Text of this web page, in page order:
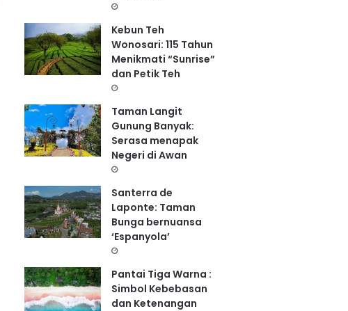
Kebun Teh
Wonosari: 115 Tahun
Menikmati “Sunrise”
dan Petik Teh
Taman Langit
Gunung Banyak:
Serasa menapak
Negeri di Awan
Santerra de
Laponte: Taman
Bunga bernuansa
‘Espanyola’
Pantai Tiga Warna :
Simbol Kebebasan
dan Ketenangan